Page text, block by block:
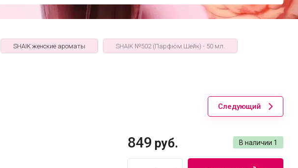
SHAIK женские ароматы SHAIK №502 (Парфюм Шейк) - 50 мл.
Следующий
В наличии 1
849 руб.